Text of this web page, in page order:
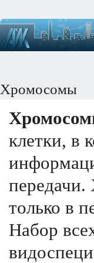
Хромосомы
клетки, в
только в
Набор